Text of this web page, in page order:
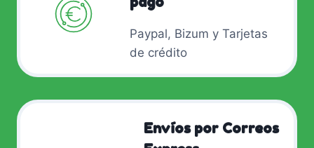
Paypal, Bizum y Tarjetas
de crédito
Envíos por Correos